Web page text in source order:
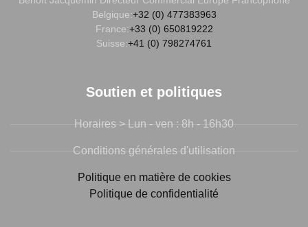
Belgique:+32 (0) 477383963
France:+33 (0) 650819222
Suisse:+41 (0) 798274761
Soutien et politiques
Horaires > Lun - ven : 8h - 16h30
Conditions générales d'utilisation
Politique en matière de cookies
Politique de confidentialité